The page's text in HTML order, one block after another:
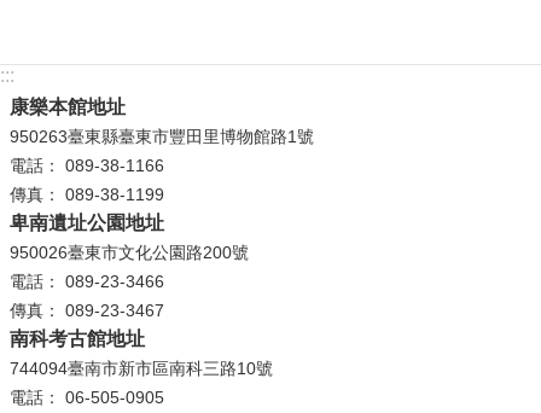
:::
康樂本館地址
950263臺東縣臺東市豐田里博物館路1號
電話： 089-38-1166
傳真： 089-38-1199
卑南遺址公園地址
950026臺東市文化公園路200號
電話： 089-23-3466
傳真： 089-23-3467
南科考古館地址
744094臺南市新市區南科三路10號
電話： 06-505-0905